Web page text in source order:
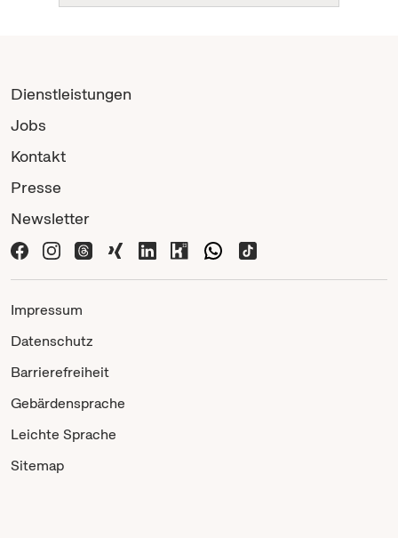
Dienstleistungen
Jobs
Kontakt
Presse
Newsletter
Impressum
Datenschutz
Barrierefreiheit
Gebärdensprache
Leichte Sprache
Sitemap